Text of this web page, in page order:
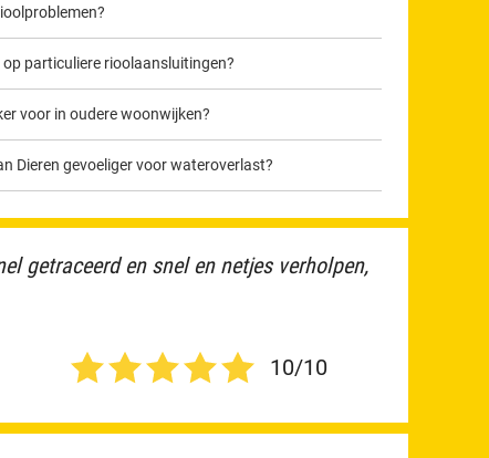
particuliere rioolaansluitingen?
voor in oudere woonwijken?
Dieren gevoeliger voor wateroverlast?
getraceerd en snel en netjes verholpen,
10/10